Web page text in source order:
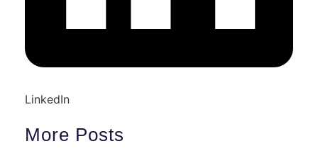
LinkedIn
More Posts